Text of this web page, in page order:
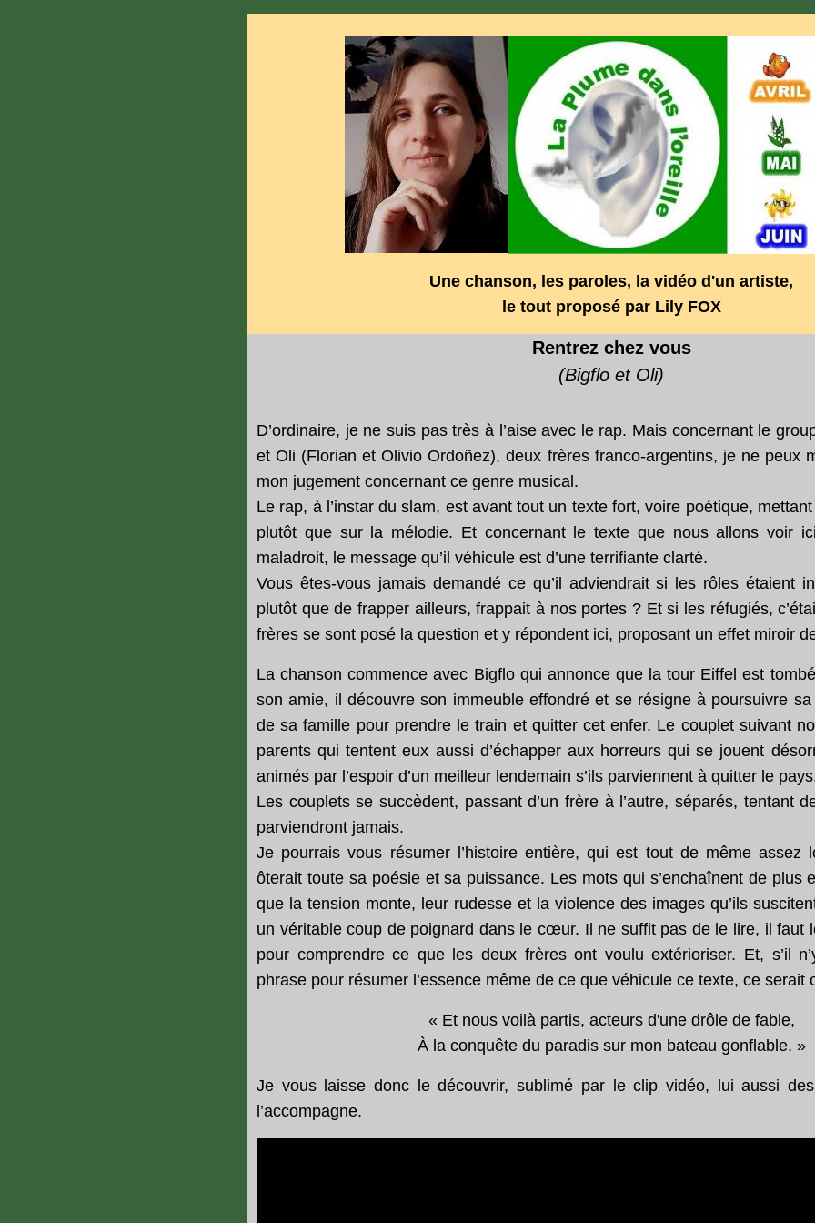
Une chanson, les paroles, la vidéo d'un artiste,
le tout proposé par Lily FOX
Rentrez chez vous
(Bigflo et Oli)
D’ordinaire, je ne suis pas très à l’aise avec le rap. Mais concernant le
et Oli (Florian et Olivio Ordoñez), deux frères franco-argentins, je ne peux
mon jugement concernant ce genre musical.
Le rap, à l’instar du slam, est avant tout un texte fort, voire poétique,
plutôt que sur la mélodie. Et concernant le texte que nous allons voir
maladroit, le message qu’il véhicule est d’une terrifiante clarté.
Vous êtes-vous jamais demandé ce qu’il adviendrait si les rôles étaient
plutôt que de frapper ailleurs, frappait à nos portes ? Et si les réfugiés,
frères se sont posé la question et y répondent ici, proposant un effet miroir
La chanson commence avec Bigflo qui annonce que la tour Eiffel est
son amie, il découvre son immeuble effondré et se résigne à poursuivre
de sa famille pour prendre le train et quitter cet enfer. Le couplet suivant
parents qui tentent eux aussi d’échapper aux horreurs qui se jouent
animés par l’espoir d’un meilleur lendemain s’ils parviennent à quitter le
Les couplets se succèdent, passant d’un frère à l’autre, séparés, tentant
parviendront jamais.
Je pourrais vous résumer l’histoire entière, qui est tout de même assez
ôterait toute sa poésie et sa puissance. Les mots qui s’enchaînent de plus
que la tension monte, leur rudesse et la violence des images qu’ils
un véritable coup de poignard dans le cœur. Il ne suffit pas de le lire, il faut
pour comprendre ce que les deux frères ont voulu extérioriser. Et, s’il
phrase pour résumer l’essence même de ce que véhicule ce texte, ce serait
« Et nous voilà partis, acteurs d'une drôle de fable,
À la conquête du paradis sur mon bateau gonflable. »
Je vous laisse donc le découvrir, sublimé par le clip vidéo, lui aussi
l’accompagne.